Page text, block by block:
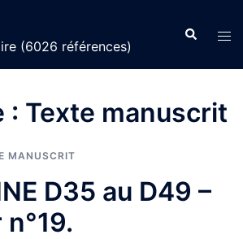
(6026 références)
: Texte manuscrit
MANUSCRIT
D35 au D49 –